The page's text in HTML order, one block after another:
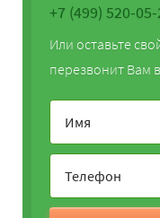
+7 (499) 520-
Или оставьте
перезвонит Вам